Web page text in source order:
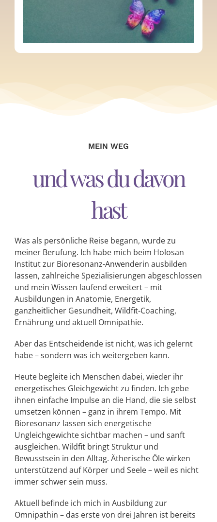
MEIN WEG
und was du davon
hast
Was als persönliche Reise begann, wurde zu
meiner Berufung. Ich habe mich beim Holosan
Institut zur Bioresonanz-Anwenderin ausbilden
lassen, zahlreiche Spezialisierungen abgeschlossen
und mein Wissen laufend erweitert – mit
Ausbildungen in Anatomie, Energetik,
ganzheitlicher Gesundheit, Wildfit-Coaching,
Ernährung und aktuell Omnipathie.
Aber das Entscheidende ist nicht, was ich gelernt
habe – sondern was ich weitergeben kann.
Heute begleite ich Menschen dabei, wieder ihr
energetisches Gleichgewicht zu finden. Ich gebe
ihnen einfache Impulse an die Hand, die sie selbst
umsetzen können – ganz in ihrem Tempo. Mit
Bioresonanz lassen sich energetische
Ungleichgewichte sichtbar machen – und sanft
ausgleichen. Wildfit bringt Struktur und
Bewusstsein in den Alltag. Ätherische Öle wirken
unterstützend auf Körper und Seele – weil es nicht
immer schwer sein muss.
Aktuell befinde ich mich in Ausbildung zur
Omnipathin – das erste von drei Jahren ist bereits